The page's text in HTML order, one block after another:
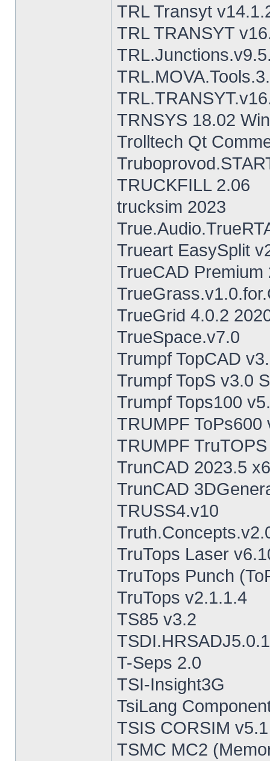
TRL Transyt
TRL TRANSYT
TRNSYS 18.02
Trolltech Qt
TRUCKFILL 2.06
trucksim 2023
Trueart EasySplit
TrueCAD
TrueGrid 4.0.2
TrueSpace.v7.0
Trumpf TopCAD
Trumpf TopS v3.0
Trumpf Tops100
TRUMPF ToPs600
TRUMPF
TrunCAD 2023.5
TrunCAD
TRUSS4.v10
TruTops Laser
TruTops Punch
TruTops v2.1.1.4
TS85 v3.2
TSDI.HRSADJ5.0.1
T-Seps 2.0
TSI-Insight3G
TsiLang
TSIS CORSIM v5.1
TSMC MC2